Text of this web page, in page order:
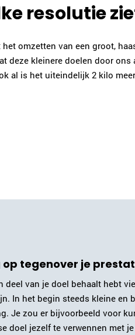
resolutie
omzetten van een groot,
deze kleinere doelen door
al is het uiteindelijk 2 kilo
op tegenover je
deel van je doel behaalt hebt
In het begin steeds kleine en
Je zou er bijvoorbeeld voor
doel jezelf te verwennen met